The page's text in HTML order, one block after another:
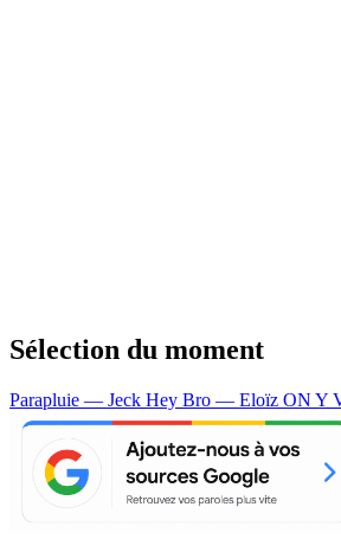
Sélection du moment
Parapluie — Jeck Hey Bro — Eloïz ON Y